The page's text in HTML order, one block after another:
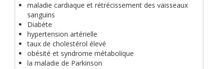
maladie cardiaque et rétrécissement des vaisseaux
sanguins
Diabète
hypertension artérielle
taux de cholestérol élevé
obésité et syndrome métabolique
la maladie de Parkinson